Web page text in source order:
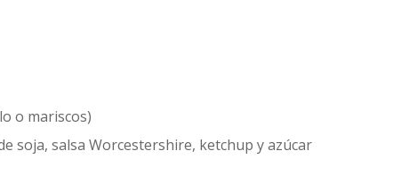
o mariscos)
soja, salsa Worcestershire, ketchup y azúcar